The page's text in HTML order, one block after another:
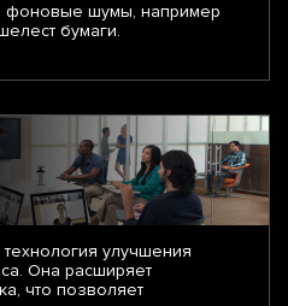
фоновые шумы, например
бумаги.
улучшения
Она расширяет
что позволяет